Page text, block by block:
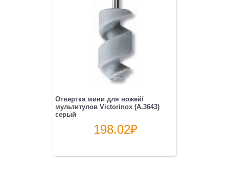
Отвертка мини для ножей/
мультитулов Victorinox (A.3643)
серый
198.02₽